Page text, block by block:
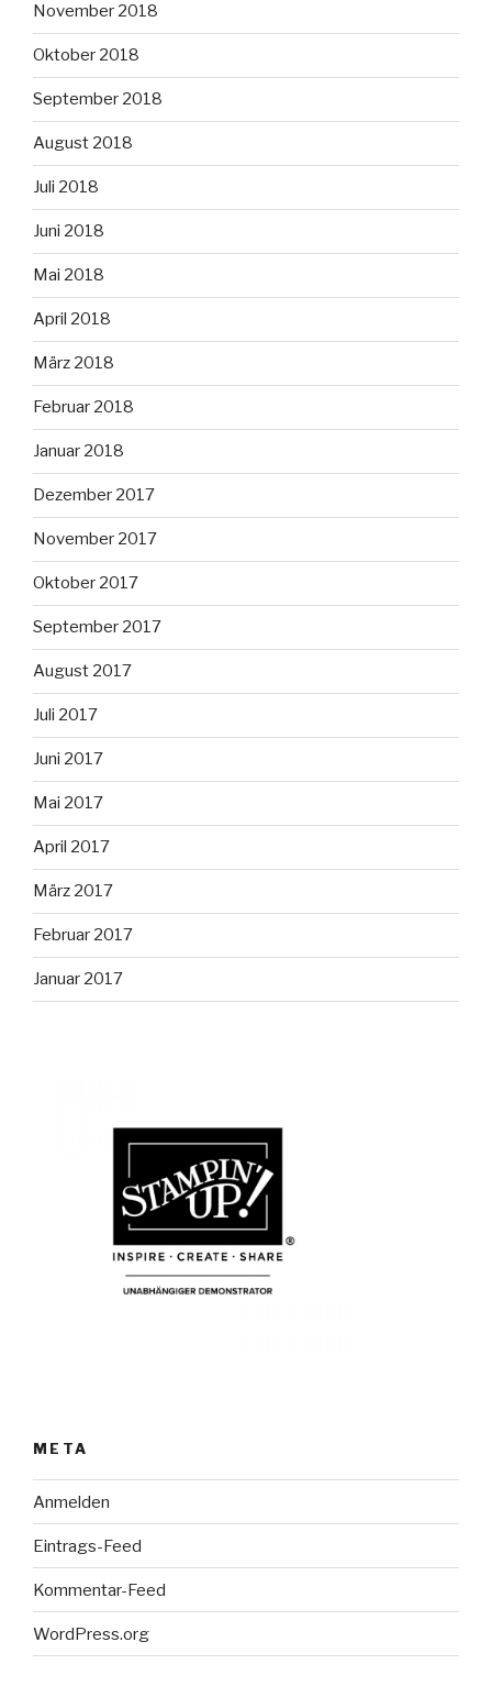
November 2018
Oktober 2018
September 2018
August 2018
Juli 2018
Juni 2018
Mai 2018
April 2018
März 2018
Februar 2018
Januar 2018
Dezember 2017
November 2017
Oktober 2017
September 2017
August 2017
Juli 2017
Juni 2017
Mai 2017
April 2017
März 2017
Februar 2017
Januar 2017
META
Anmelden
Eintrags-Feed
Kommentar-Feed
WordPress.org